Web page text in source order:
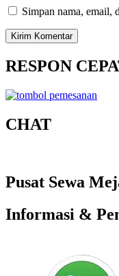
Simpan nama, email,
RESPON
CHAT
Pusat Sewa
Informasi &